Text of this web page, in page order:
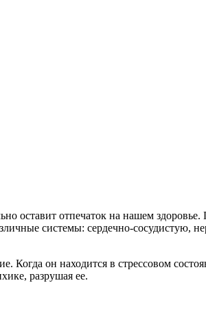
оставит отпечаток на нашем
системы: сердечно-
Когда он находится в стрессовом
разрушая ее.